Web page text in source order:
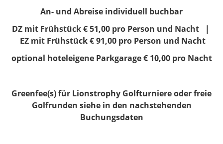
An- und Abreise individuell buchbar
DZ mit Frühstück € 51,00 pro Person und Nacht |
EZ mit Frühstück € 91,00 pro Person und Nacht
optional hoteleigene Parkgarage € 10,00 pro Nacht
Greenfee(s) für Lionstrophy Golfturniere oder freie
Golfrunden siehe in den nachstehenden
Buchungsdaten